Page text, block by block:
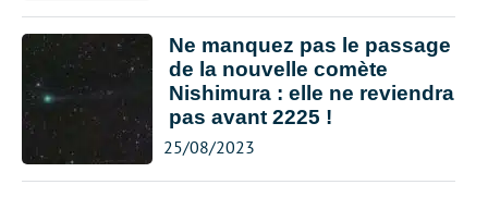
Ne manquez pas le passage
de la nouvelle comète
Nishimura : elle ne reviendra
pas avant 2225 !
25/08/2023